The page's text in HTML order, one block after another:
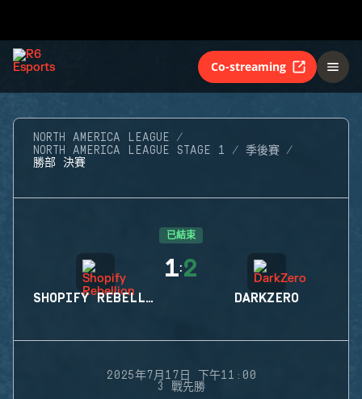
Co-streaming
NORTH AMERICA LEAGUE
NORTH AMERICA LEAGUE STAGE 1
季後賽
勝部 決賽
已結束
SHOPIFY REBELLION
1:2
DARKZERO
2025年7月17日 下午11:00
3 戰先勝